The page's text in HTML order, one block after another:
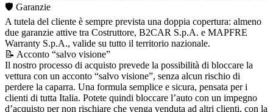
🛡️ Garanzie
A tutela del cliente è sempre prevista una doppia copertura: almeno
due garanzie attive tra Costruttore, B2CAR S.p.A. e MAPFRE
Warranty S.p.A., valide su tutto il territorio nazionale.
📝 Acconto “salvo visione”
Il nostro processo di acquisto prevede la possibilità di bloccare la
vettura con un acconto “salvo visione”, senza alcun rischio di
perdere la caparra. Una formula semplice e sicura, pensata per i
clienti di tutta Italia. Potete quindi bloccare l’auto con un impegno
d’acquisto per non rischiare che venga venduta ad altri clienti, con la